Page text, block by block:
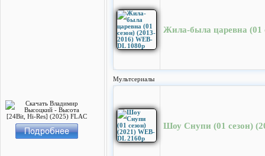
Жила-была царевна (01
Мультсериалы
Шоу Снупи (01 сезон)